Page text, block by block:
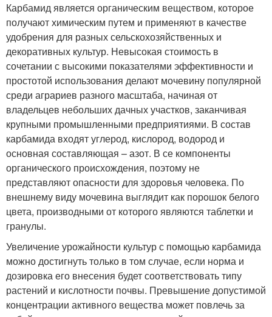
Карбамид является органическим веществом, которое
получают химическим путем и применяют в качестве
удобрения для разных сельскохозяйственных и
декоративных культур. Невысокая стоимость в
сочетании с высокими показателями эффективности и
простотой использования делают мочевину популярной
среди аграриев разного масштаба, начиная от
владельцев небольших дачных участков, заканчивая
крупными промышленными предприятиями. В состав
карбамида входят углерод, кислород, водород и
основная составляющая – азот. В се компоненты
органического происхождения, поэтому не
представляют опасности для здоровья человека. По
внешнему виду мочевина выглядит как порошок белого
цвета, производными от которого являются таблетки и
гранулы.
Увеличение урожайности культур с помощью карбамида
можно достигнуть только в том случае, если норма и
дозировка его внесения будет соответствовать типу
растений и кислотности почвы. Превышение допустимой
концентрации активного вещества может повлечь за